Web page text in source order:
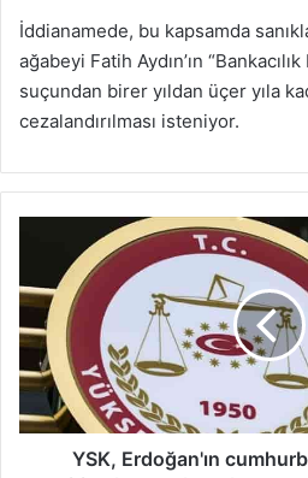
İddianamede, bu kapsamda
ağabeyi Fatih Aydın’ın
suçundan birer yıldan üçer yıla
cezalandırılması isteniyor.
Erdoğan'ın
cumhurbaşkanı
adaylığına
itirazlara
kararlarının
gerekçesini
açıkladı
YSK, Erdoğan'ın